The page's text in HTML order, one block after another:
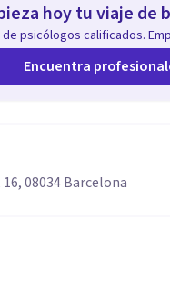
hoy tu viaje de
psicólogos calificados.
Encuentra
08034 Barcelona